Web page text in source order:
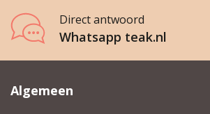
Direct antwoord
Whatsapp teak.nl
Algemeen